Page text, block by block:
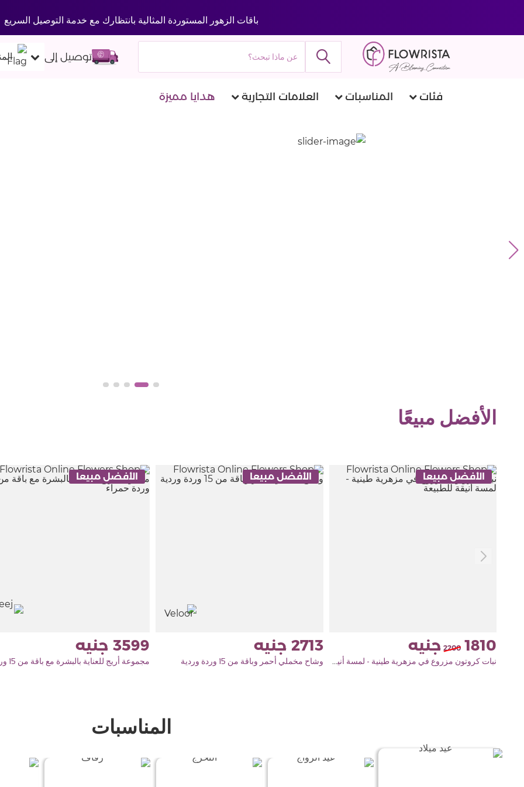
باقات الزهور المستوردة المثالية بانتظارك مع خدمة التوصيل السريع
توصيل إلى
فئات المناسبات العلامات التجارية هدايا مميزة
الأفضل مبيعًا
الأفضل مبيعا
1810
2200
نبات كروتون مزروع في مزهرية طينية - لمسة أنيقة للطبيعة
الأفضل مبيعا
2713
وشاح مخملي أحمر وباقة من 15 وردة وردية
الأفضل مبيعا
3599
المناسبات